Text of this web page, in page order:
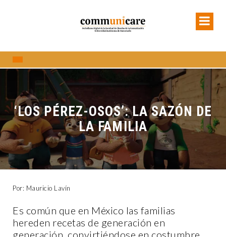
‘LOS PÉREZ-OSOS’: LA SAZÓN DE
LA FAMILIA
Por: Mauricio Lavín
Es común que en México las familias
hereden recetas de generación en
generación, convirtiéndose en costumbre